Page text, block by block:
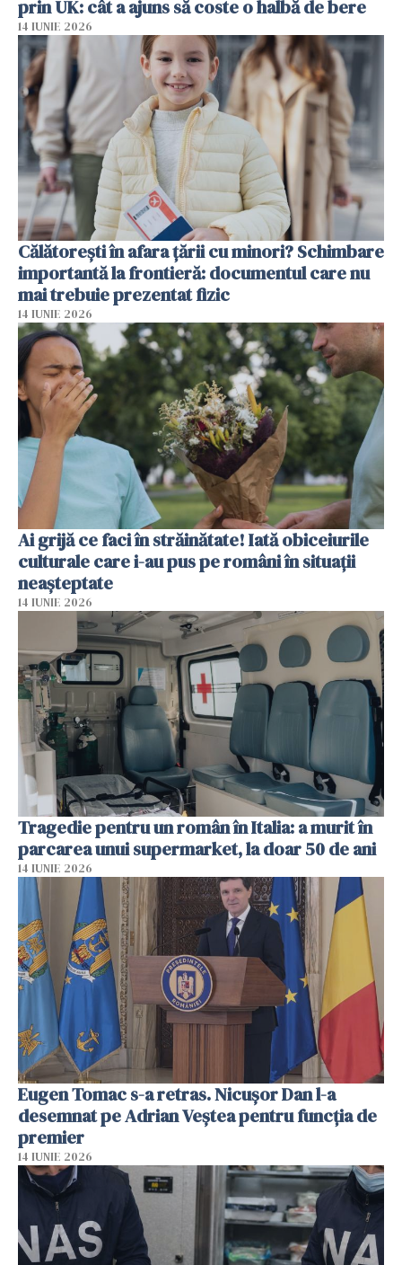
prin UK: cât a ajuns să coste o halbă de bere
14 IUNIE 2026
Călătorești în afara țării cu minori? Schimbare
importantă la frontieră: documentul care nu
mai trebuie prezentat fizic
14 IUNIE 2026
Ai grijă ce faci în străinătate! Iată obiceiurile
culturale care i-au pus pe români în situații
neașteptate
14 IUNIE 2026
Tragedie pentru un român în Italia: a murit în
parcarea unui supermarket, la doar 50 de ani
14 IUNIE 2026
Eugen Tomac s-a retras. Nicușor Dan l-a
desemnat pe Adrian Veștea pentru funcția de
premier
14 IUNIE 2026